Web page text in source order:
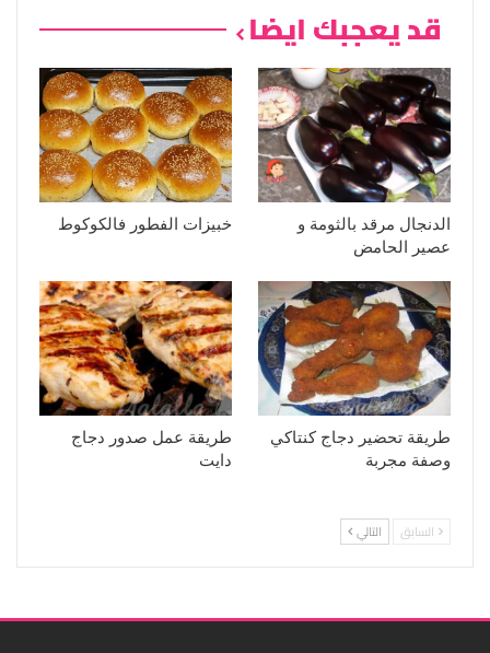
قد يعجبك ايضا
الدنجال مرقد بالثومة و
عصير الحامض
خبيزات الفطور فالكوكوط
طريقة تحضير دجاج كنتاكي
وصفة مجربة
طريقة عمل صدور دجاج
دايت
السابق التالي